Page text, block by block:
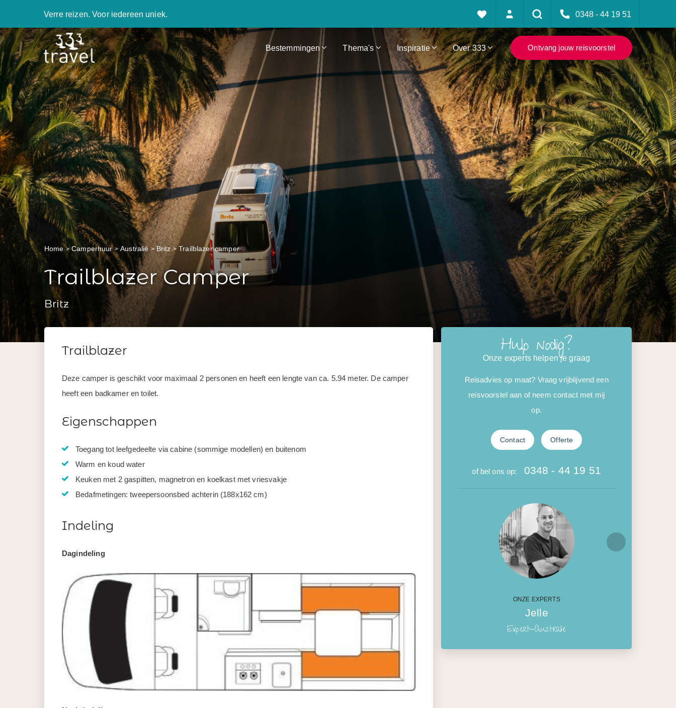
Verre reizen. Voor iedereen uniek. 0348 - 44 19 51
Bestemmingen Thema's Inspiratie Over 333 Ontvang jouw reisvoorstel
Home Camperhuur Australië Britz Trailblazer camper
Trailblazer Camper
Britz
Trailblazer
Deze camper is geschikt voor maximaal 2 personen en heeft een lengte van ca. 5.94 meter. De camper
heeft een badkamer en toilet.
Eigenschappen
Toegang tot leefgedeelte via cabine (sommige modellen) en buitenom
Warm en koud water
Keuken met 2 gaspitten, magnetron en koelkast met vriesvakje
Bedafmetingen: tweepersoonsbed achterin (188x162 cm)
Indeling
Dagindeling
Hulp nodig?
Onze experts helpen je graag
Reisadvies op maat? Vraag vrijblijvend een
reisvoorstel aan of neem contact met mij
op.
Contact Offerte
of bel ons op: 0348 - 44 19 51
ONZE EXPERTS
Jelle
Expert-Australie